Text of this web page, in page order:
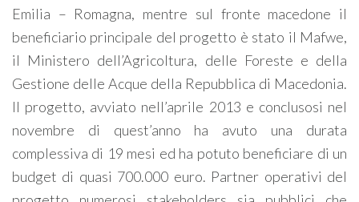
Emilia – Romagna, mentre sul fronte macedone il
beneficiario principale del progetto è stato il Mafwe,
il Ministero dell’Agricoltura, delle Foreste e della
Gestione delle Acque della Repubblica di Macedonia.
Il progetto, avviato nell’aprile 2013 e conclusosi nel
novembre di quest’anno ha avuto una durata
complessiva di 19 mesi ed ha potuto beneficiare di un
budget di quasi 700.000 euro. Partner operativi del